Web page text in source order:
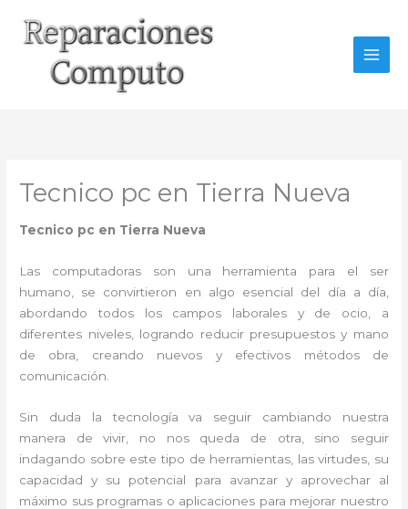
contenido
Tecnico pc en Tierra Nueva
Tecnico pc en Tierra Nueva
Las computadoras son una herramienta para el ser
humano, se convirtieron en algo esencial del día a día,
abordando todos los campos laborales y de ocio, a
diferentes niveles, logrando reducir presupuestos y mano
de obra, creando nuevos y efectivos métodos de
comunicación.
Sin duda la tecnología va seguir cambiando nuestra
manera de vivir, no nos queda de otra, sino seguir
indagando sobre este tipo de herramientas, las virtudes, su
capacidad y su potencial para avanzar y aprovechar al
máximo sus programas o aplicaciones para mejorar nuestro